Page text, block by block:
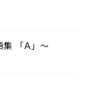
集 「A」～